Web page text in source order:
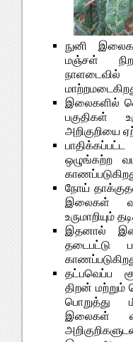
நுனி
மஞ்சள் நிற
இலைகளில்
பகுதிகள்
அறிகுறியை
ஒழுங்கற்ற
நோய்
இலைகள்
உருமாறியும்
இதனால்
தடைபட்டு
தட்பவெப்ப
திறன்
பொறுத்து
இலைகள்